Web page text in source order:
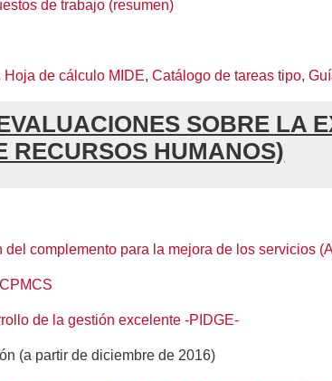
de trabajo (resumen)
Hoja de cálculo MIDE,Catálogo de tareas tipo,
SOBRE LA
RECURSOS HUMANOS)
complemento para la mejora de los servicios
de la gestión excelente -PIDGE-
(a partir de diciembre de 2016)